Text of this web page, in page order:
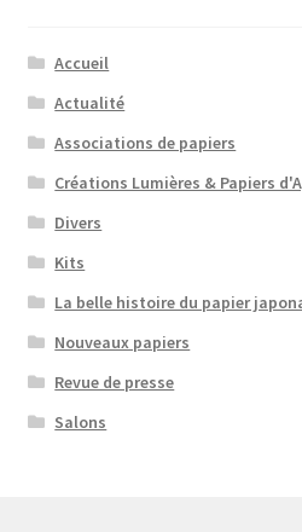
Accueil
Actualité
Associations de papiers
Créations Lumières & Papiers
Divers
Kits
La belle histoire du papier
Nouveaux papiers
Revue de presse
Salons